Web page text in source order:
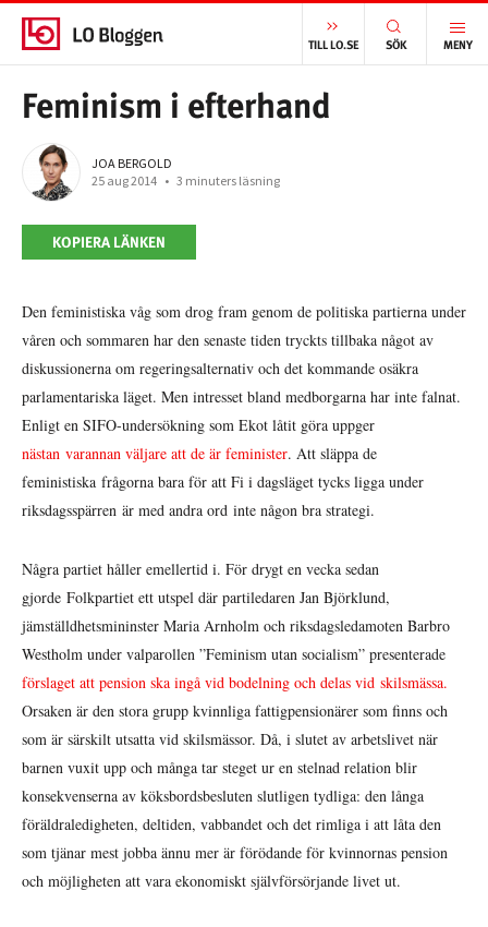
TILL LO.SE SÖK MENY
START/
Feminism i efterhand
JOA BERGOLD
25 aug 2014 • 3 minuters läsning
KOPIERA LÄNKEN
Den feministiska våg som drog fram genom de politiska partierna under
våren och sommaren har den senaste tiden tryckts tillbaka något av
diskussionerna om regeringsalternativ och det kommande osäkra
parlamentariska läget. Men intresset bland medborgarna har inte falnat.
Enligt en SIFO-undersökning som Ekot låtit göra uppger
nästan varannan väljare att de är feminister. Att släppa de
feministiska frågorna bara för att Fi i dagsläget tycks ligga under
riksdagsspärren är med andra ord inte någon bra strategi.
Några partiet håller emellertid i. För drygt en vecka sedan
gjorde Folkpartiet ett utspel där partiledaren Jan Björklund,
jämställdhetsmininster Maria Arnholm och riksdagsledamoten Barbro
Westholm under valparollen ”Feminism utan socialism” presenterade
förslaget att pension ska ingå vid bodelning och delas vid skilsmässa.
Orsaken är den stora grupp kvinnliga fattigpensionärer som finns och
som är särskilt utsatta vid skilsmässor. Då, i slutet av arbetslivet när
barnen vuxit upp och många tar steget ur en stelnad relation blir
konsekvenserna av köksbordsbesluten slutligen tydliga: den långa
föräldraledigheten, deltiden, vabbandet och det rimliga i att låta den
som tjänar mest jobba ännu mer är förödande för kvinnornas pension
och möjligheten att vara ekonomiskt självförsörjande livet ut.